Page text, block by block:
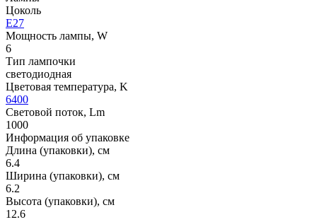
Цоколь
E27
Мощность лампы, W
6
Тип лампочки
светодиодная
Цветовая температура, K
6400
Световой поток, Lm
1000
Информация об упаковке
Длина (упаковки), см
6.4
Ширина (упаковки), см
6.2
Высота (упаковки), см
12.6